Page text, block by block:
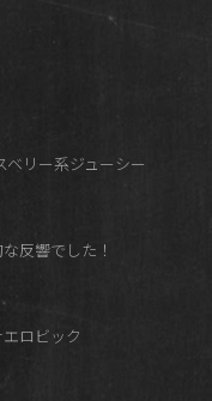
リー系ジューシー
反響でした！
ロビック